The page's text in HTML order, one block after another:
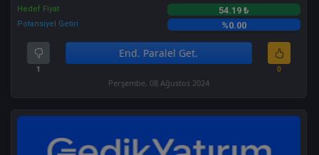
Hedef Fiyat 54.19 ₺
Potansiyel Getiri %0.00
1
End. Paralel Get.
0
Perşembe, 08 Ağustos 2024